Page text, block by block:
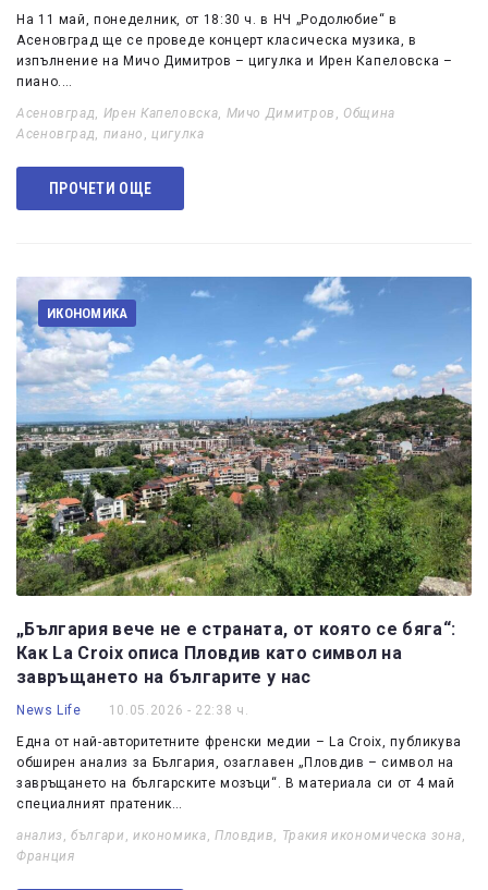
На 11 май, понеделник, от 18:30 ч. в НЧ „Родолюбие“ в
Асеновград ще се проведе концерт класическа музика, в
изпълнение на Мичо Димитров – цигулка и Ирен Капеловска –
пиано.…
Асеновград, Ирен Капеловска, Мичо Димитров , Община
Асеновград, пиано ,цигулка
ПРОЧЕТИ ОЩЕ
ИКОНОМИКА
„България вече не е страната, от която се бяга“:
Как La Croix описа Пловдив като символ на
завръщането на българите у нас
News Life 10.05.2026 - 22:38 ч.
Една от най-авторитетните френски медии – La Croix, публикува
обширен анализ за България, озаглавен „Пловдив – символ на
завръщането на българските мозъци“. В материала си от 4 май
специалният пратеник…
анализ,българи , икономика, Пловдив, Тракия икономическа зона,
Франция